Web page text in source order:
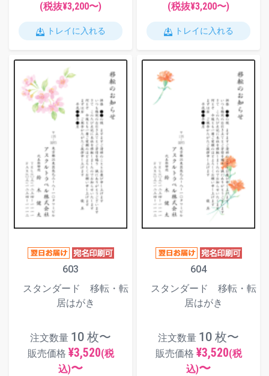
(税抜¥3,200〜)
トレイに入れる
(税抜¥3,200〜)
トレイに入れる
603
スタンダード 移転・転
居はがき
注文数量 10 枚〜
販売価格 ¥3,520(税
込)〜
604
スタンダード 移転・転
居はがき
注文数量 10 枚〜
販売価格 ¥3,520(税
込)〜